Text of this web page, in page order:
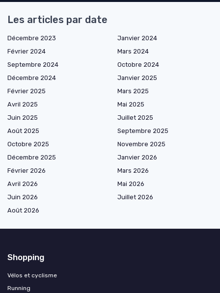
Les articles par date
Décembre 2023
Janvier 2024
Février 2024
Mars 2024
Septembre 2024
Octobre 2024
Décembre 2024
Janvier 2025
Février 2025
Mars 2025
Avril 2025
Mai 2025
Juin 2025
Juillet 2025
Août 2025
Septembre 2025
Octobre 2025
Novembre 2025
Décembre 2025
Janvier 2026
Février 2026
Mars 2026
Avril 2026
Mai 2026
Juin 2026
Juillet 2026
Août 2026
Shopping
Vélos et cyclisme
Running